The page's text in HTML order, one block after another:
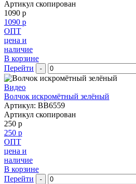
Артикул скопирован
1090 р
1090 р
ОПТ
цена и
наличие
В корзине
Перейти
-
Видео
Волчок искромётный зелёный
Артикул: BB6559
Артикул скопирован
250 р
250 р
ОПТ
цена и
наличие
В корзине
Перейти
-